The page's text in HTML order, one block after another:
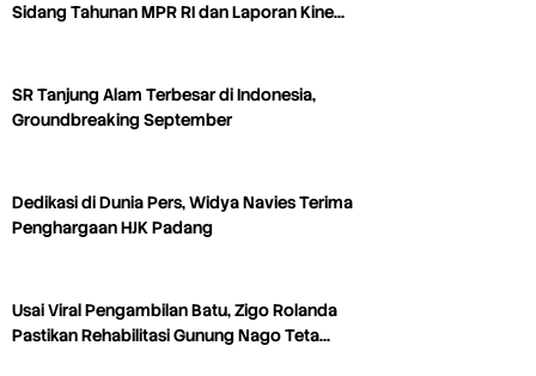
Sidang Tahunan MPR RI dan Laporan Kine…
SR Tanjung Alam Terbesar di Indonesia,
Groundbreaking September
Dedikasi di Dunia Pers, Widya Navies Terima
Penghargaan HJK Padang
Usai Viral Pengambilan Batu, Zigo Rolanda
Pastikan Rehabilitasi Gunung Nago Teta…